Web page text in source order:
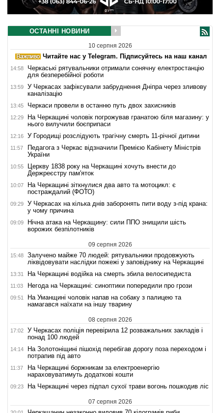
ОСТАННІ НОВИНИ
10 серпня 2026
Читайте нас у Telegram. Підписуйтесь на наш канал
14:58
Черкаські рятувальники отримали сонячну електростанцію
для безперебійної роботи
13:59
У Черкасах зафіксували забруднення Дніпра через зливову
каналізацію
13:45 Черкаси провели в останню путь двох захисників
12:29
На Черкащині чоловік погрожував гранатою біля магазину: у
нього вилучили боєприпаси
12:16 У Городищі розслідують трагічну смерть 11-річної дитини
11:57
Педагога з Черкас відзначили Премією Кабінету Міністрів
України
10:55
Церкву 1838 року на Черкащині хочуть внести до
Держреєстру пам'яток
10:07
На Черкащині зіткнулися два авто та мотоцикл: є
постраждалий (ФОТО)
09:29
У Черкасах на кілька днів заборонять пити воду з-під крана:
у чому причина
09:09
Нічна атака на Черкащину: сили ППО знищили шість
ворожих безпілотників
09 серпня 2026
15:48
Залучено майже 70 людей: рятувальники продовжують
ліквідовувати наслідки пожежі у заповіднику на Черкащині
13:31 На Черкащині водійка на смерть збила велосипедиста
11:03 Негода на Черкащині: синоптики попередили про грози
09:51
На Уманщині чоловік напав на собаку з палицею та
намагався наїхати на іншу тварину
08 серпня 2026
17:02
У Черкасах поліція перевірила 12 розважальних закладів і
понад 100 людей
14:14
На Золотоніщині пішохід перебігав дорогу поза переходом і
потрапив під авто
11:37
На Черкащині боржникам за електроенергію
нараховуватимуть додаткові кошти
09:23 На Черкащині через підпал сухої трави вогонь пошкодив ліс
07 серпня 2026